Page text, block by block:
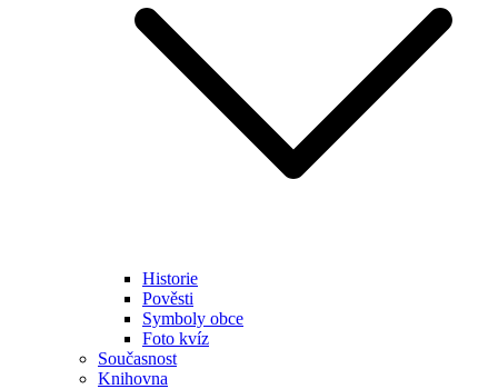
Historie
Pověsti
Symboly obce
Foto kvíz
Současnost
Knihovna